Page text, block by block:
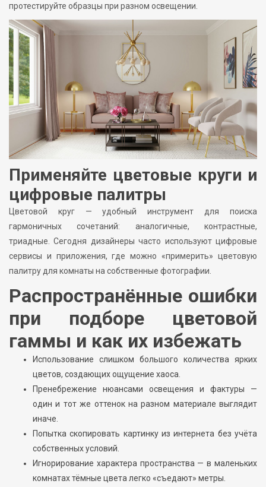
протестируйте образцы при разном освещении.
Применяйте цветовые круги и
цифровые палитры
Цветовой круг — удобный инструмент для поиска
гармоничных сочетаний: аналогичные, контрастные,
триадные. Сегодня дизайнеры часто используют цифровые
сервисы и приложения, где можно «примерить» цветовую
палитру для комнаты на собственные фотографии.
Распространённые ошибки
при подборе цветовой
гаммы и как их избежать
Использование слишком большого количества ярких
цветов, создающих ощущение хаоса.
Пренебрежение нюансами освещения и фактуры —
один и тот же оттенок на разном материале выглядит
иначе.
Попытка скопировать картинку из интернета без учёта
собственных условий.
Игнорирование характера пространства — в маленьких
комнатах тёмные цвета легко «съедают» метры.